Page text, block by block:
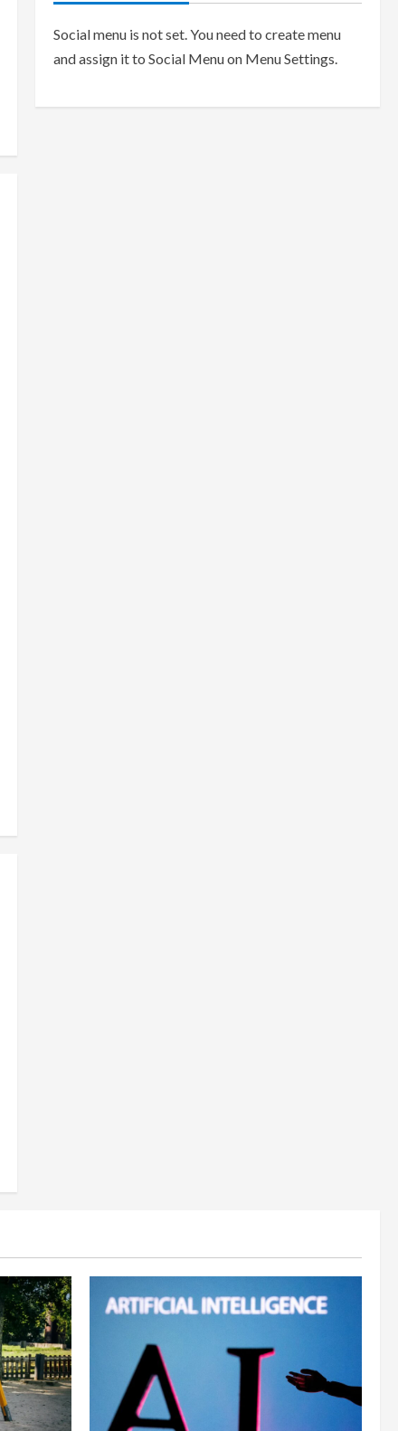
Social menu is not set. You need to create menu
and assign it to Social Menu on Menu Settings.